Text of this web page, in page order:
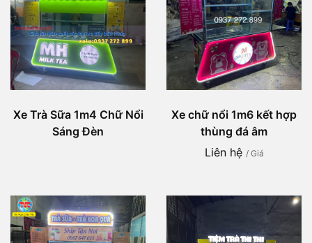
Xe Trà Sữa 1m4 Chữ Nổi
Sáng Đèn
Xe chữ nổi 1m6 kết hợp
thùng đá âm
Liên hệ / Giá